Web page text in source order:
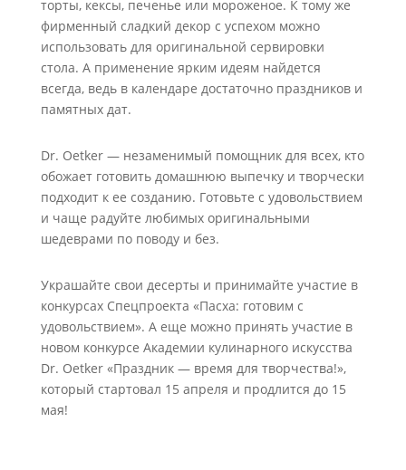
торты, кексы, печенье или мороженое. К тому же
фирменный сладкий декор с успехом можно
использовать для оригинальной сервировки
стола. А применение ярким идеям найдется
всегда, ведь в календаре достаточно праздников и
памятных дат.
Dr. Oetker — незаменимый помощник для всех, кто
обожает готовить домашнюю выпечку и творчески
подходит к ее созданию. Готовьте с удовольствием
и чаще радуйте любимых оригинальными
шедеврами по поводу и без.
Украшайте свои десерты и принимайте участие в
конкурсах Спецпроекта «Пасха: готовим с
удовольствием». А еще можно принять участие в
новом конкурсе Академии кулинарного искусства
Dr. Oetker «Праздник — время для творчества!»,
который стартовал 15 апреля и продлится до 15
мая!